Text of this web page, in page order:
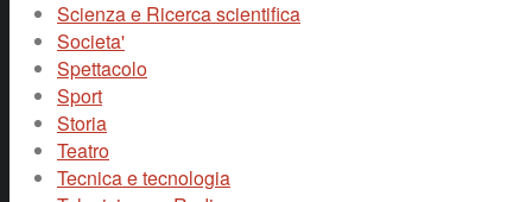
Scienza e Ricerca scientifica
Societa'
Spettacolo
Sport
Storia
Teatro
Tecnica e tecnologia